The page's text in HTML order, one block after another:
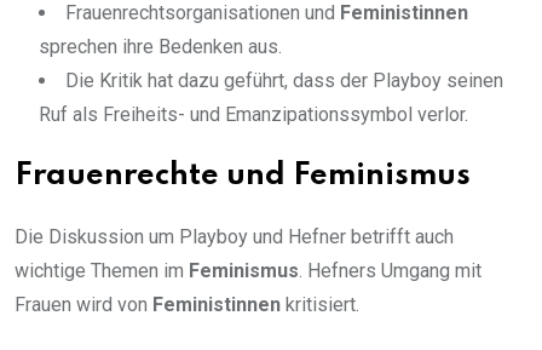
Frauenrechtsorganisationen und Feministinnen
sprechen ihre Bedenken aus.
Die Kritik hat dazu geführt, dass der Playboy seinen
Ruf als Freiheits- und Emanzipationssymbol verlor.
Frauenrechte und Feminismus
Die Diskussion um Playboy und Hefner betrifft auch
wichtige Themen im Feminismus. Hefners Umgang mit
Frauen wird von Feministinnen kritisiert.